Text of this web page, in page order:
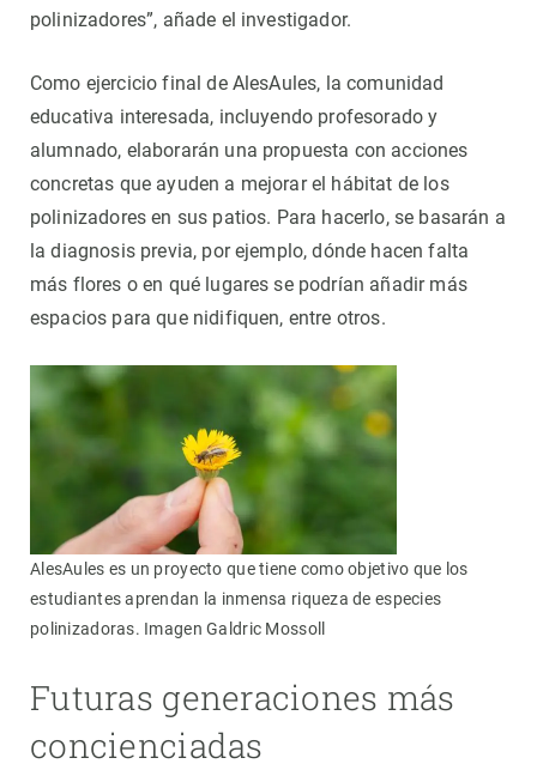
polinizadores”, añade el investigador.
Como ejercicio final de AlesAules, la comunidad
educativa interesada, incluyendo profesorado y
alumnado, elaborarán una propuesta con acciones
concretas que ayuden a mejorar el hábitat de los
polinizadores en sus patios. Para hacerlo, se basarán a
la diagnosis previa, por ejemplo, dónde hacen falta
más flores o en qué lugares se podrían añadir más
espacios para que nidifiquen, entre otros.
AlesAules es un proyecto que tiene como objetivo que los
estudiantes aprendan la inmensa riqueza de especies
polinizadoras. Imagen Galdric Mossoll
Futuras generaciones más
concienciadas